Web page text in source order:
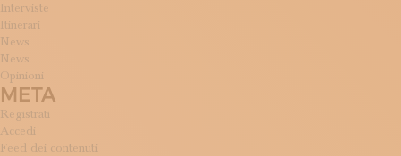
Interviste
Itinerari
News
News
Opinioni
META
Registrati
Accedi
Feed dei contenuti